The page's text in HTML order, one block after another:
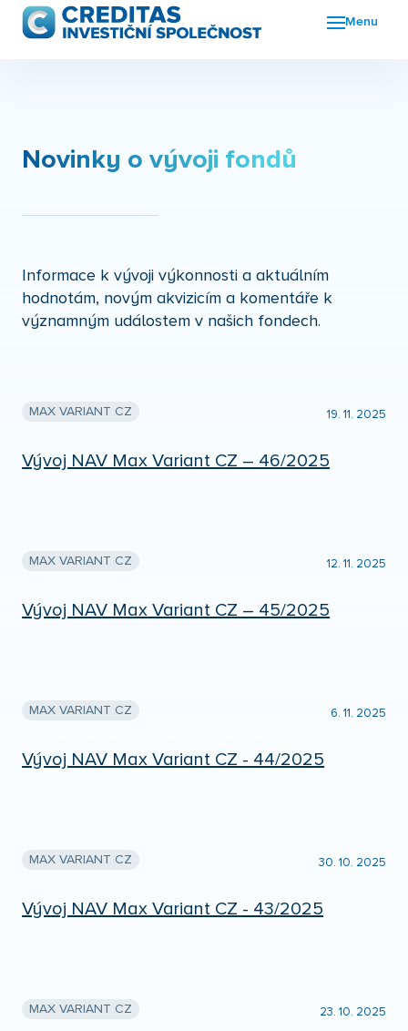
Menu
Novinky o vývoji fondů
Informace k vývoji výkonnosti a aktuálním
hodnotám, novým akvizicím a komentáře k
významným událostem v našich fondech.
MAX VARIANT CZ 19. 11. 2025
Vývoj NAV Max Variant CZ – 46/2025
MAX VARIANT CZ 12. 11. 2025
Vývoj NAV Max Variant CZ – 45/2025
MAX VARIANT CZ 6. 11. 2025
Vývoj NAV Max Variant CZ - 44/2025
MAX VARIANT CZ 30. 10. 2025
Vývoj NAV Max Variant CZ - 43/2025
MAX VARIANT CZ 23. 10. 2025